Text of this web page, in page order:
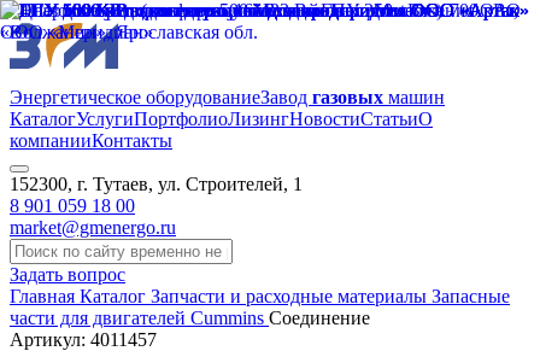
Энергетическое оборудованиеЗавод газовых машин
КаталогУслугиПортфолиоЛизингНовостиСтатьиО
компанииКонтакты
152300, г. Тутаев, ул. Строителей, 1
8 901 059 18 00
market@gmenergo.ru
Задать вопрос
Главная Каталог Запчасти и расходные материалы Запасные
части для двигателей Cummins Соединение
Артикул: 4011457